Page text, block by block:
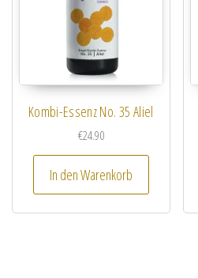
Kombi-Essenz No. 35 Aliel
€24.90
In den Warenkorb